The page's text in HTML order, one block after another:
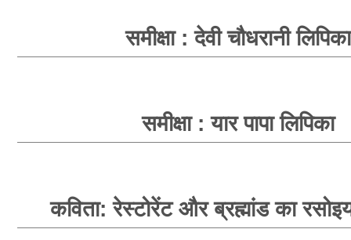
समीक्षा : देवी चौधरानी लिपिका
समीक्षा : यार पापा लिपिका
कविता: रेस्टोरेंट और ब्रह्मांड का